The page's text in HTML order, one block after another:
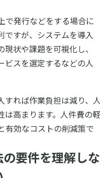
で発行などをする場合に
ですが、システムを導入
状や課題を可視化し、
ビスを選定するなどの人
すれば作業負担は減り、
は高まります。人件費の軽
有効なコストの削減策で
要件を理解しな